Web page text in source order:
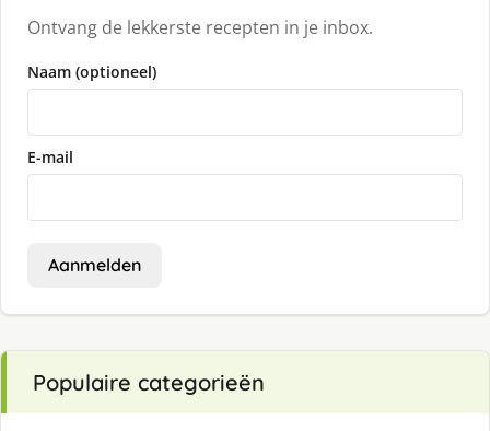
Ontvang de lekkerste recepten in je inbox.
Naam (optioneel)
E-mail
Aanmelden
Populaire categorieën